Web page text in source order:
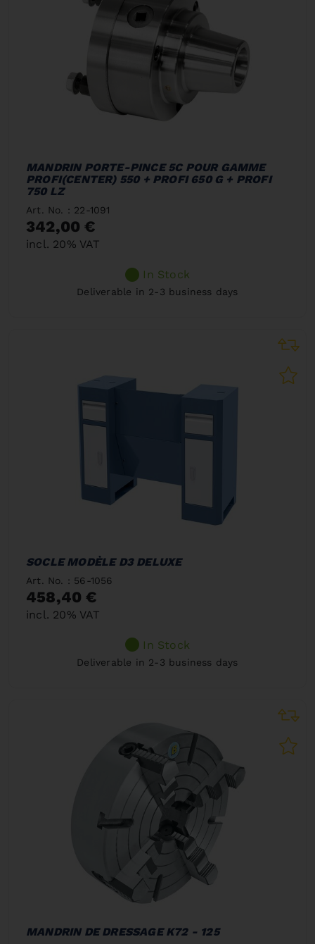
MANDRIN PORTE-PINCE 5C POUR GAMME
PROFI(CENTER) 550 + PROFI 650 G + PROFI
750 LZ
Art. No. : 22-1091
342,00 €
incl. 20% VAT
In Stock
Deliverable in 2-3 business days
SOCLE MODÈLE D3 DELUXE
Art. No. : 56-1056
458,40 €
incl. 20% VAT
In Stock
Deliverable in 2-3 business days
MANDRIN DE DRESSAGE K72 - 125